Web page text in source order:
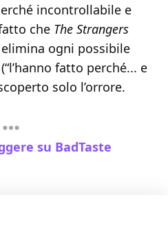
incontrollabile e
che The Strangers
ogni possibile
fatto perché... e
solo l’orrore.
su BadTaste